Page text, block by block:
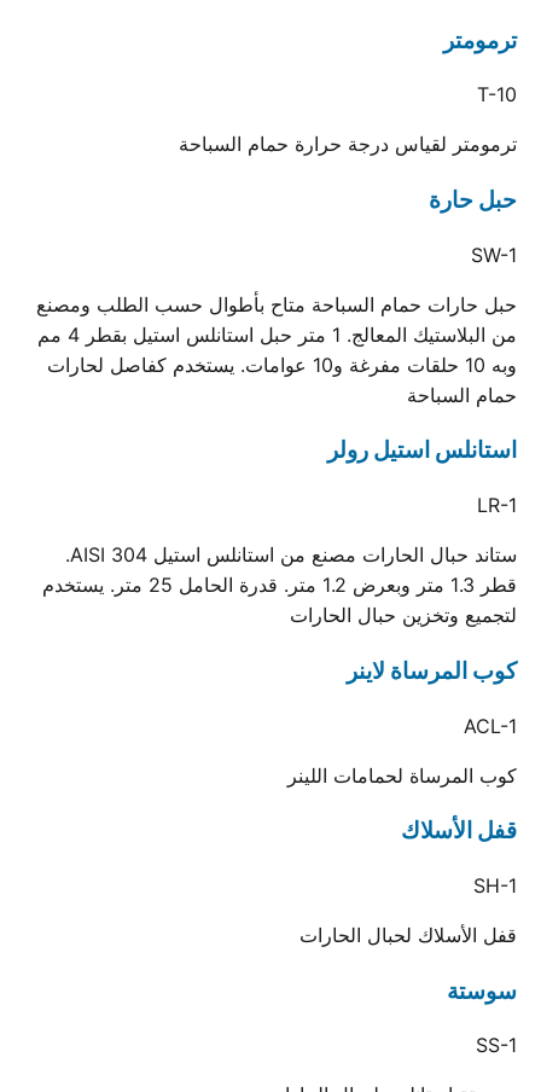
ترمومتر
T-10
ترمومتر لقياس درجة حرارة حمام السباحة
حبل حارة
SW-1
حبل حارات حمام السباحة متاح بأطوال حسب الطلب ومصنع
من البلاستيك المعالج. 1 متر حبل استانلس استيل بقطر 4 مم
وبه 10 حلقات مفرغة و10 عوامات. يستخدم كفاصل لحارات
حمام السباحة
استانلس استيل رولر
LR-1
ستاند حبال الحارات مصنع من استانلس استيل AISI 304.
قطر 1.3 متر وبعرض 1.2 متر. قدرة الحامل 25 متر. يستخدم
لتجميع وتخزين حبال الحارات
كوب المرساة لاينر
ACL-1
كوب المرساة لحمامات اللينر
قفل الأسلاك
SH-1
قفل الأسلاك لحبال الحارات
سوستة
SS-1